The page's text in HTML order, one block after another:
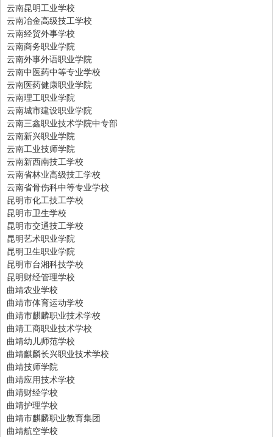
云南昆明工业学校
云南冶金高级技工学校
云南经贸外事学校
云南商务职业学院
云南外事外语职业学院
云南中医药中等专业学校
云南医药健康职业学院
云南理工职业学院
云南城市建设职业学院
云南三鑫职业技术学院中专部
云南新兴职业学院
云南工业技师学院
云南新西南技工学校
云南省林业高级技工学校
云南省骨伤科中等专业学校
昆明市化工技工学校
昆明市卫生学校
昆明市交通技工学校
昆明艺术职业学院
昆明卫生职业学院
昆明市台湘科技学校
昆明财经管理学校
曲靖农业学校
曲靖市体育运动学校
曲靖市麒麟职业技术学校
曲靖工商职业技术学校
曲靖幼儿师范学校
曲靖麒麟长兴职业技术学校
曲靖技师学院
曲靖应用技术学校
曲靖财经学校
曲靖护理学校
曲靖市麒麟职业教育集团
曲靖航空学校